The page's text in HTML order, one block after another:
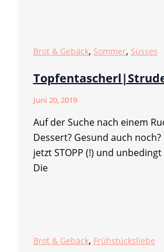
Brot & Gebäck, Sommer, Süsses
Juni 20, 2019
Auf der Suche nach einem
Dessert? Gesund auch noch?
jetzt STOPP (!) und
Die
Brot & Gebäck, Frühstücksliebe